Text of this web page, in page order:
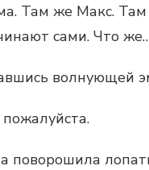
Там же Макс. Там
сами. Что
волнующей
поворошила